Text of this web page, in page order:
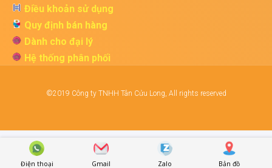
Điều khoản sử dụng
Quy định bán hàng
Dành cho đại lý
Hệ thống phân phối
Điện thoại Gmail Zalo Bản đồ
©2019 Công ty TNHH Tân Cửu Long, All rights reserved